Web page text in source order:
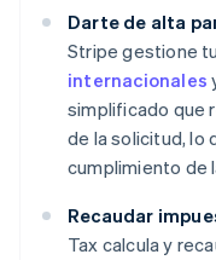
Darte de alta
Stripe gestione
internacionales
simplificado que
de la solicitud, lo
cumplimiento de
Recaudar
Tax calcula y